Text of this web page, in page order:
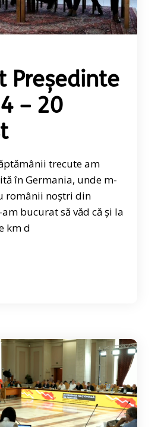
Președinte
– 20
trecute am
în Germania, unde m-
românii noștri din
bucurat să văd că și la
km d